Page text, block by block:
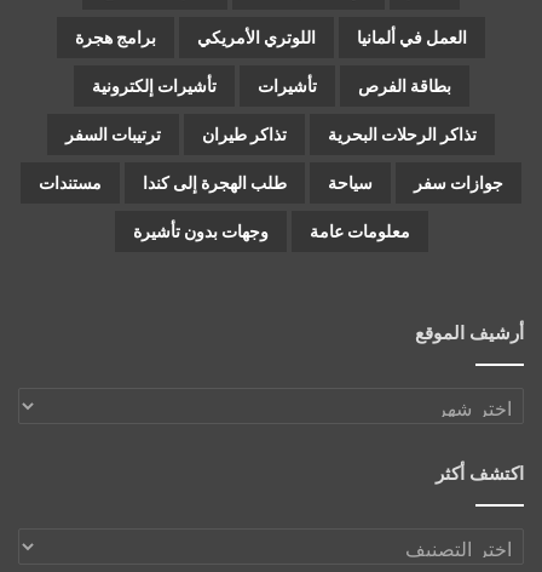
العمل في ألمانيا اللوتري الأمريكي برامج هجرة
بطاقة الفرص تأشيرات تأشيرات إلكترونية
تذاكر الرحلات البحرية تذاكر طيران ترتيبات السفر
جوازات سفر سياحة طلب الهجرة إلى كندا مستندات
معلومات عامة وجهات بدون تأشيرة
أرشيف الموقع
أرشيف
اكتشف أكثر
اكتشف